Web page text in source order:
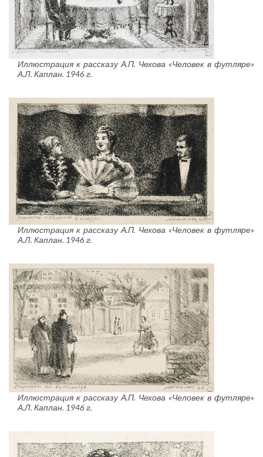
Иллюстрация к рассказу А.П. Чехова «Человек в футляре»
А.Л. Каплан. 1946 г.
Иллюстрация к рассказу А.П. Чехова «Человек в футляре»
А.Л. Каплан. 1946 г.
Иллюстрация к рассказу А.П. Чехова «Человек в футляре»
А.Л. Каплан. 1946 г.